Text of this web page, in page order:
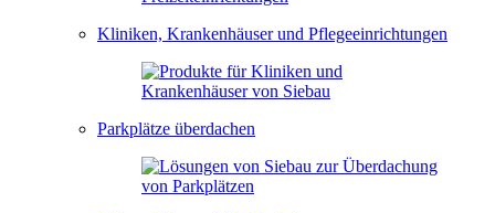
Kliniken, Krankenhäuser und Pflegeeinrichtungen
Parkplätze überdachen